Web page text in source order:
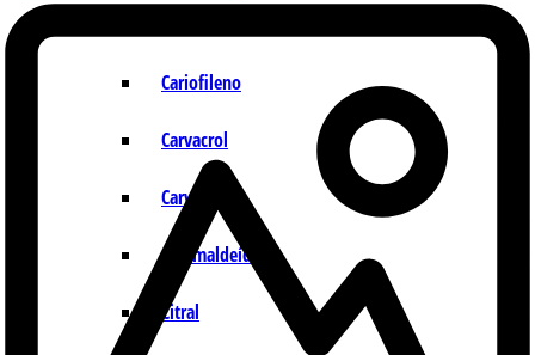
Cariofileno
Carvacrol
Carvona
Cinamaldeído
Citral